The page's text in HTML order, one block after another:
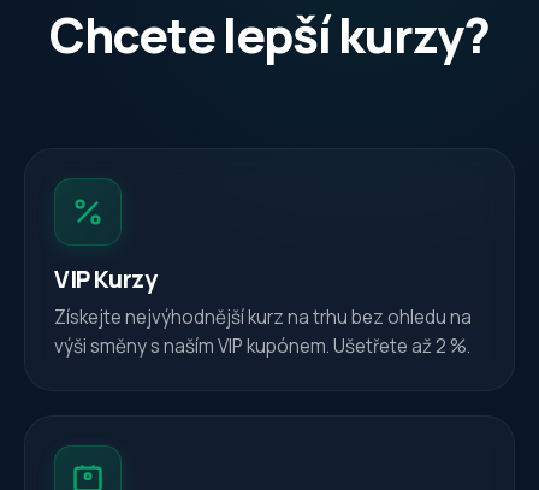
Chcete lepší kurzy?
VIP Kurzy
Získejte nejvýhodnější kurz na trhu bez ohledu na
výši směny s naším VIP kupónem. Ušetřete až 2 %.